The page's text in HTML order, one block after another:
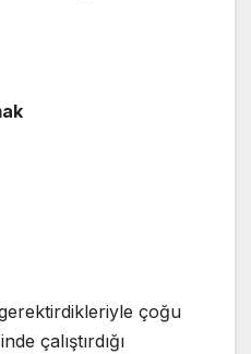
çoğu
çalıştırdığı